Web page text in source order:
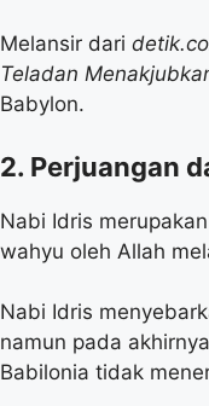
Melansir dari
Teladan
Babylon.
2. Perjuangan
Nabi Idris
wahyu oleh Allah
Nabi Idris
namun pada
Babilonia tidak